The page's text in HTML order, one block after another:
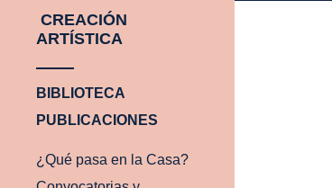
CREACIÓN
ARTÍSTICA
BIBLIOTECA
PUBLICACIONES
¿Qué pasa en la Casa?